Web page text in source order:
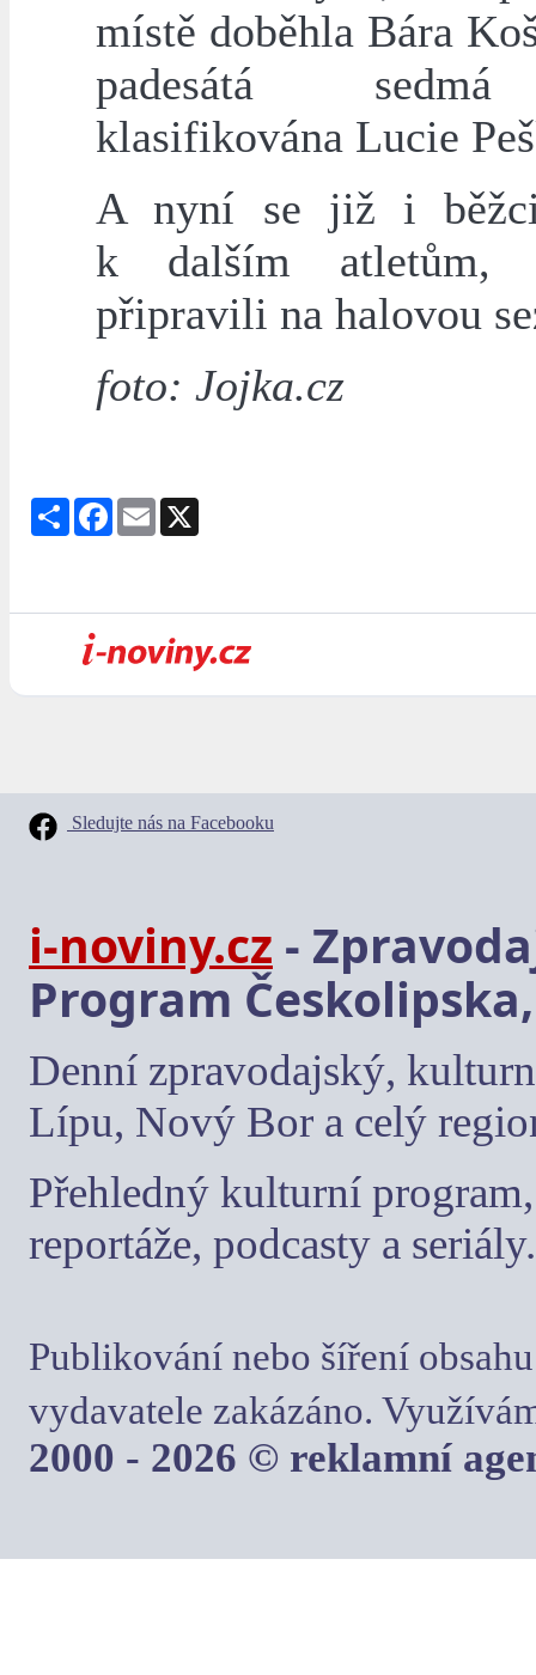
místě doběhla Bára
padesátá
klasifikována Lucie
A nyní se již i
k dalším atletům,
připravili na halovou
foto: Jojka.cz
Share Facebook
Email
Sledujte nás na Facebooku
i-noviny.cz -
Program
Denní zpravodajský,
Lípu, Nový Bor a celý
Přehledný kulturní
reportáže, podcasty a seriály.
Publikování nebo šíření
vydavatele zakázáno.
2000 - 2026 © reklamní